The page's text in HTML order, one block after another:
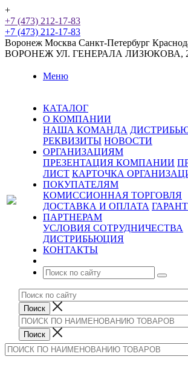
+
+7 (473) 212-17-83
+7 (473) 212-17-83
Воронеж Москва Санкт-Петербург
ВОРОНЕЖ УЛ. ГЕНЕРАЛА ЛИЗЮКОВА,
Меню
КАТАЛОГ
О КОМПАНИИ
НАША КОМАНДА
РЕКВИЗИТЫ НОВОСТИ
ОРГАНИЗАЦИЯМ
ПРЕЗЕНТАЦИЯ КОМПАНИИ
ЛИСТ КАРТОЧКА
ПОКУПАТЕЛЯМ
КОМИССИОННАЯ ТОРГОВЛЯ
ДОСТАВКА И ОПЛАТА
ПАРТНЕРАМ
УСЛОВИЯ СОТРУДНИЧЕСТВА
ДИСТРИБЬЮЦИЯ
КОНТАКТЫ